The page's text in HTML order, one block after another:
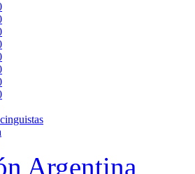
Argentina